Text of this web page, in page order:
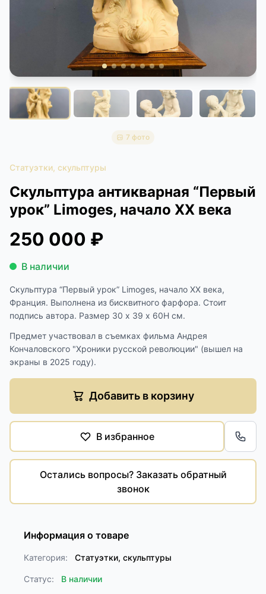
ДОСТАВКА И ОПЛАТА
7 фото
Статуэтки, скульптуры
Скульптура антикварная “Первый
урок” Limoges, начало XX века
250 000 ₽
В наличии
Скульптура “Первый урок” Limoges, начало XX века,
Франция. Выполнена из бисквитного фарфора. Стоит
подпись автора. Размер 30 х 39 х 60H см.
Предмет участвовал в съемках фильма Андрея
Кончаловского "Хроники русской революции" (вышел на
экраны в 2025 году).
Добавить в корзину
В избранное
Остались вопросы? Заказать обратный
звонок
Информация о товаре
Категория: Статуэтки, скульптуры
Статус: В наличии